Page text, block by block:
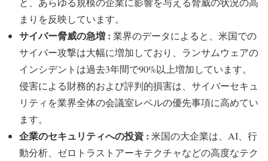
まりを反映しています。
サイバー脅威の急増 : 業界のデータによると、米国での
サイバー攻撃は大幅に増加しており、ランサムウェアの
インシデントは過去3年間で90%以上増加しています。
侵害による財務的および評判的損害は、サイバーセキュ
リティを業界全体の会議室レベルの優先事項に高めてい
ます。
企業のセキュリティへの投資 : 米国の大企業は、AI、行
動分析、ゼロトラストアーキテクチャなどの高度なテク